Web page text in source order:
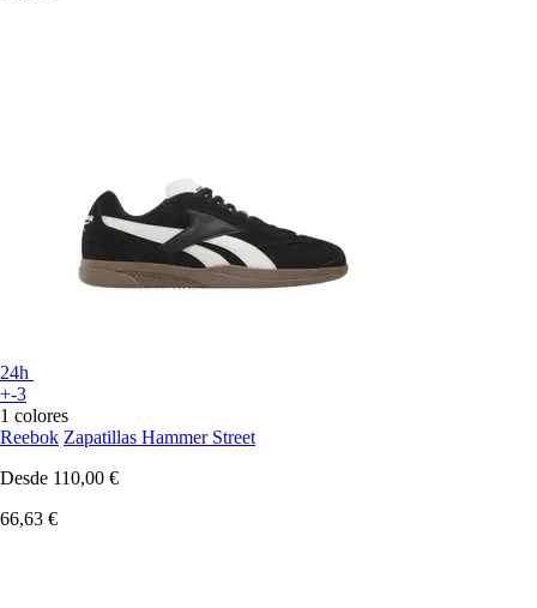
24h
+-3
1 colores
Reebok Zapatillas Hammer Street
Desde 110,00 €
66,63 €